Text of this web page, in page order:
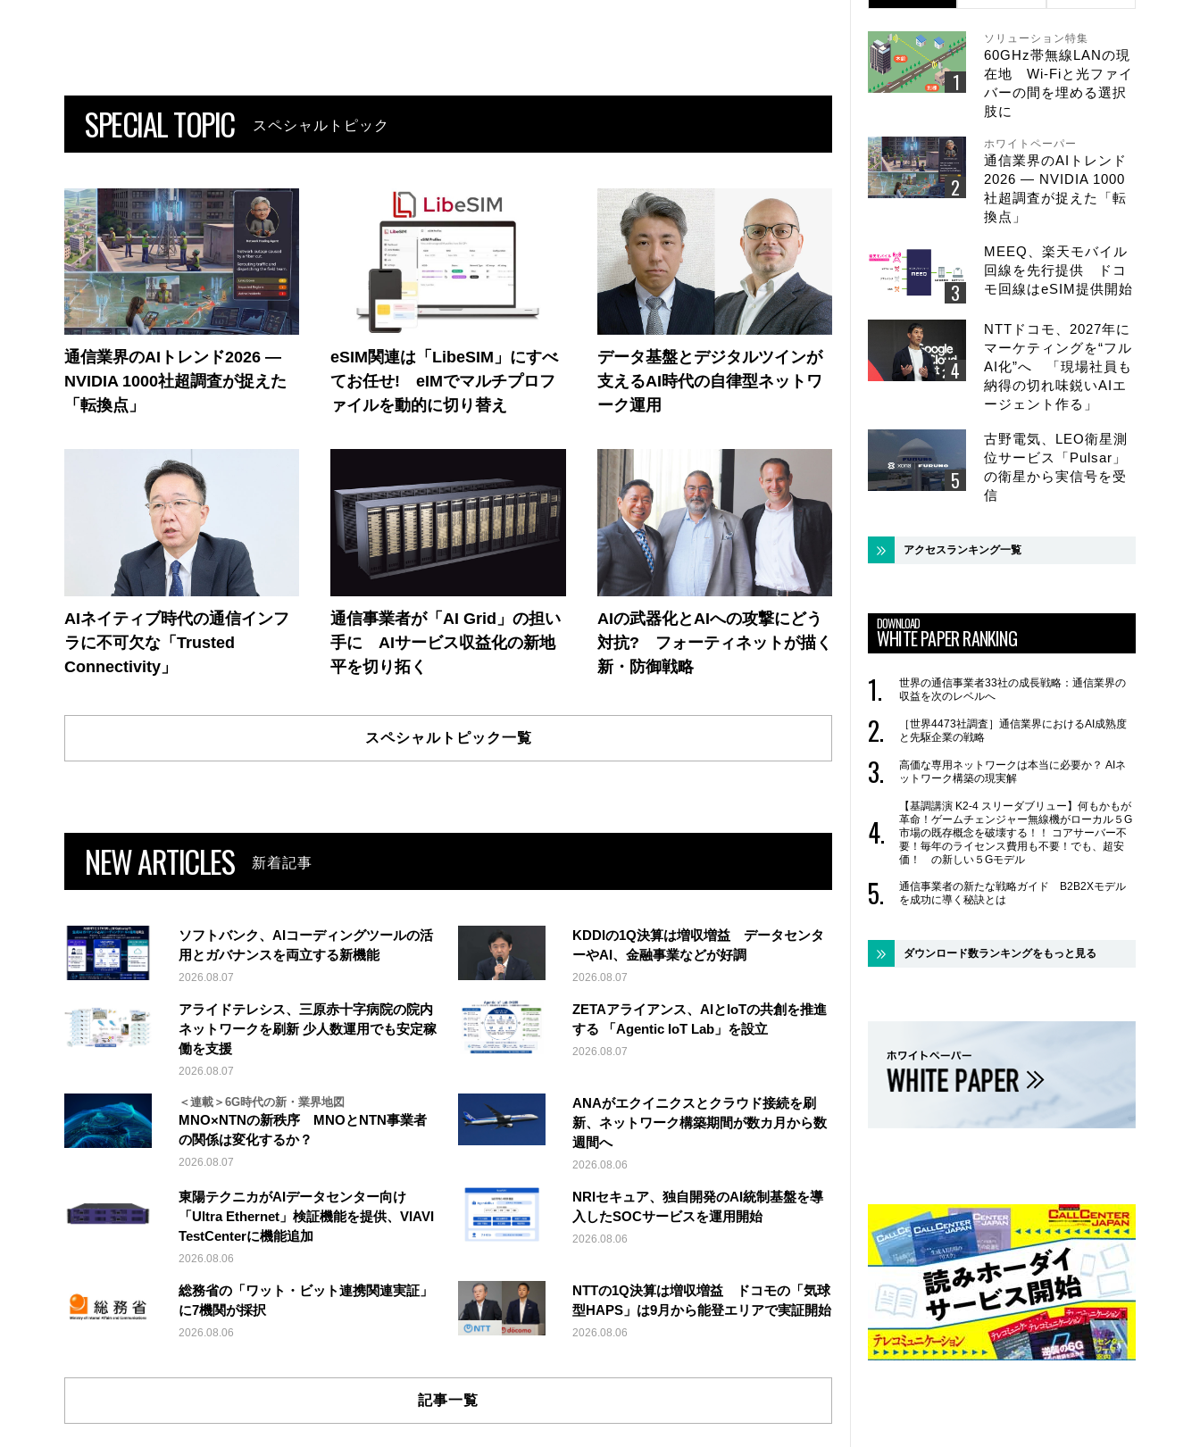
SPECIAL TOPIC スペシャルトピック
通信業界のAIトレンド2026 ―
NVIDIA 1000社超調査が捉えた
「転換点」
eSIM関連は「LibeSIM」にすべ
てお任せ! eIMでマルチプロフ
ァイルを動的に切り替え
データ基盤とデジタルツインが
支えるAI時代の自律型ネットワ
ーク運用
AIネイティブ時代の通信インフ
ラに不可欠な「Trusted
Connectivity」
通信事業者が「AI Grid」の担い
手に AIサービス収益化の新地
平を切り拓く
AIの武器化とAIへの攻撃にどう
対抗? フォーティネットが描く
新・防御戦略
スペシャルトピック一覧
NEW ARTICLES 新着記事
ソフトバンク、AIコーディングツールの活
用とガバナンスを両立する新機能
2026.08.07
KDDIの1Q決算は増収増益 データセンタ
ーやAI、金融事業などが好調
2026.08.07
アライドテレシス、三原赤十字病院の院内
ネットワークを刷新 少人数運用でも安定稼
働を支援
2026.08.07
ZETAアライアンス、AIとIoTの共創を推進
する 「Agentic IoT Lab」を設立
2026.08.07
＜連載＞6G時代の新・業界地図
MNO×NTNの新秩序 MNOとNTN事業者
の関係は変化するか？
2026.08.07
ANAがエクイニクスとクラウド接続を刷
新、ネットワーク構築期間が数カ月から数
週間へ
2026.08.06
東陽テクニカがAIデータセンター向け
「Ultra Ethernet」検証機能を提供、VIAVI
TestCenterに機能追加
2026.08.06
NRIセキュア、独自開発のAI統制基盤を導
入したSOCサービスを運用開始
2026.08.06
総務省の「ワット・ビット連携関連実証」
に7機関が採択
2026.08.06
NTTの1Q決算は増収増益 ドコモの「気球
型HAPS」は9月から能登エリアで実証開始
2026.08.06
記事一覧
ソリューション特集
60GHz帯無線LANの現
在地 Wi-Fiと光ファイ
バーの間を埋める選択
肢に
ホワイトペーパー
通信業界のAIトレンド
2026 ― NVIDIA 1000
社超調査が捉えた「転
換点」
MEEQ、楽天モバイル
回線を先行提供 ドコ
モ回線はeSIM提供開始
NTTドコモ、2027年に
マーケティングを“フル
AI化”へ 「現場社員も
納得の切れ味鋭いAIエ
ージェント作る」
古野電気、LEO衛星測
位サービス「Pulsar」
の衛星から実信号を受
信
アクセスランキング一覧
DOWNLOAD
WHITE PAPER RANKING
世界の通信事業者33社の成長戦略：通信業界の
収益を次のレベルへ
［世界4473社調査］通信業界におけるAI成熟度
と先駆企業の戦略
高価な専用ネットワークは本当に必要か？ AIネ
ットワーク構築の現実解
【基調講演 K2-4 スリーダブリュー】何もかもが
革命！ゲームチェンジャー無線機がローカル５G
市場の既存概念を破壊する！！ コアサーバー不
要！毎年のライセンス費用も不要！でも、超安
価！ の新しい５Gモデル
通信事業者の新たな戦略ガイド B2B2Xモデル
を成功に導く秘訣とは
ダウンロード数ランキングをもっと見る